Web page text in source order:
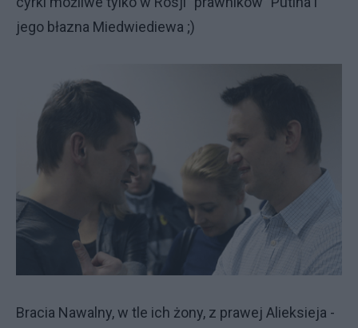
jego błazna Miedwiediewa ;)
Bracia Nawalny, w tle ich żony, z prawej Alieksieja -